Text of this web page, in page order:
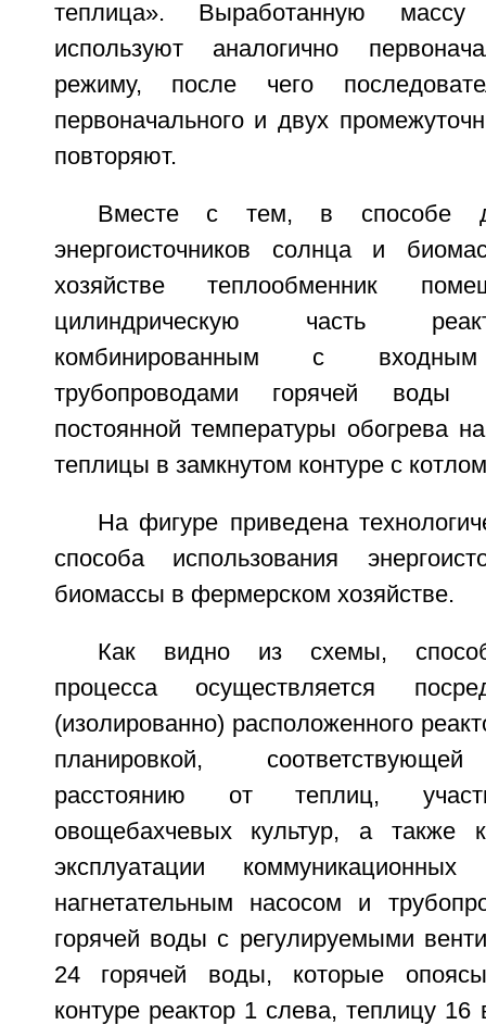
теплица». Выработанную
используют аналогично
режиму, после чего
первоначального и двух
повторяют.
Вместе с тем, в способе
энергоисточников солнца и
хозяйстве теплообменник
цилиндрическую часть
комбинированным с
трубопроводами горячей воды
постоянной температуры обогрева
теплицы в замкнутом контуре с
На фигуре приведена
способа использования
биомассы в фермерском хозяйстве.
Как видно из схемы, способ
процесса осуществляется
(изолированно) расположенного
планировкой,
расстоянию от теплиц,
овощебахчевых культур, а также
эксплуатации
нагнетательным насосом и
горячей воды с регулируемыми
24 горячей воды, которые
контуре реактор 1 слева, теплицу